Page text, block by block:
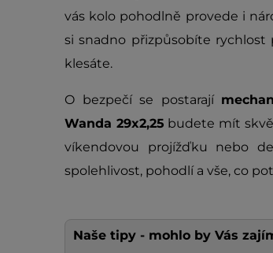
vás kolo pohodlně provede i
si snadno přizpůsobíte rychlost
klesáte.
O bezpečí se postarají
Wanda 29x2,25 budete mít
víkendovou projížďku nebo
spolehlivost, pohodlí a vše, co
Naše tipy - mohlo by Vás